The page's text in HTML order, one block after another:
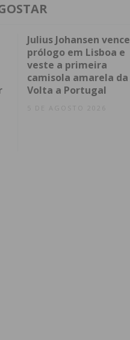
Julius Johansen vence
prólogo em Lisboa e
veste a primeira
camisola amarela da
Volta a Portugal
5 DE AGOSTO 2026